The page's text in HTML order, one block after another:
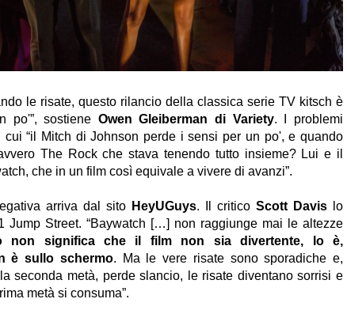
le risate, questo rilancio della classica serie TV kitsch è
po'”, sostiene Owen Gleiberman di Variety. I problemi
“il Mitch di Johnson perde i sensi per un po', e quando
The Rock che stava tenendo tutto insieme? Lui e il
che in un film così equivale a vivere di avanzi”.
arriva dal sito HeyUGuys. Il critico Scott Davis lo
Jump Street. “Baywatch […] non raggiunge mai le altezze
non significa che il film non sia divertente, lo è,
è sullo schermo. Ma le vere risate sono sporadiche e,
seconda metà, perde slancio, le risate diventano sorrisi e
metà si consuma”.